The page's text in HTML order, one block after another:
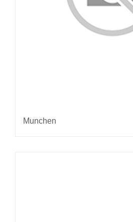
Munchen